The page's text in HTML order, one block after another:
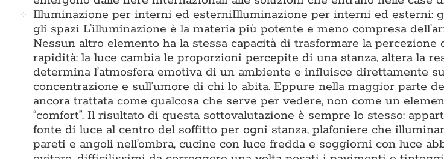
Illuminazione per interni ed esterniIlluminazione per interni ed esterni:
gli spazi L’illuminazione è la materia più potente e meno compresa
Nessun altro elemento ha la stessa capacità di trasformare la percezione
rapidità: la luce cambia le proporzioni percepite di una stanza, altera la
determina l’atmosfera emotiva di un ambiente e influisce direttamente
concentrazione e sull’umore di chi lo abita. Eppure nella maggior parte
ancora trattata come qualcosa che serve per vedere, non come un
“comfort”. Il risultato di questa sottovalutazione è sempre lo stesso:
fonte di luce al centro del soffitto per ogni stanza, plafoniere che
pareti e angoli nell’ombra, cucine con luce fredda e soggiorni con luce